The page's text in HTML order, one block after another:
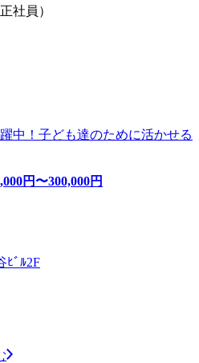
社員）
中！子ども達のために活かせる
円〜300,000円
ﾋﾞﾙ2F